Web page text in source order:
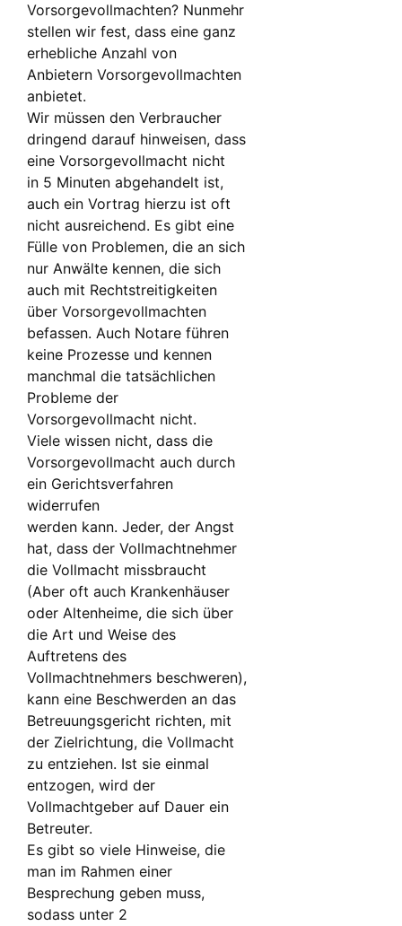
Vorsorgevollmachten? Nunmehr
stellen wir fest, dass eine ganz
erhebliche Anzahl von
Anbietern Vorsorgevollmachten
anbietet.
Wir müssen den Verbraucher
dringend darauf hinweisen, dass
eine Vorsorgevollmacht nicht
in 5 Minuten abgehandelt ist,
auch ein Vortrag hierzu ist oft
nicht ausreichend. Es gibt eine
Fülle von Problemen, die an sich
nur Anwälte kennen, die sich
auch mit Rechtstreitigkeiten
über Vorsorgevollmachten
befassen. Auch Notare führen
keine Prozesse und kennen
manchmal die tatsächlichen
Probleme der
Vorsorgevollmacht nicht.
Viele wissen nicht, dass die
Vorsorgevollmacht auch durch
ein Gerichtsverfahren
widerrufen
werden kann. Jeder, der Angst
hat, dass der Vollmachtnehmer
die Vollmacht missbraucht
(Aber oft auch Krankenhäuser
oder Altenheime, die sich über
die Art und Weise des
Auftretens des
Vollmachtnehmers beschweren),
kann eine Beschwerden an das
Betreuungsgericht richten, mit
der Zielrichtung, die Vollmacht
zu entziehen. Ist sie einmal
entzogen, wird der
Vollmachtgeber auf Dauer ein
Betreuter.
Es gibt so viele Hinweise, die
man im Rahmen einer
Besprechung geben muss,
sodass unter 2